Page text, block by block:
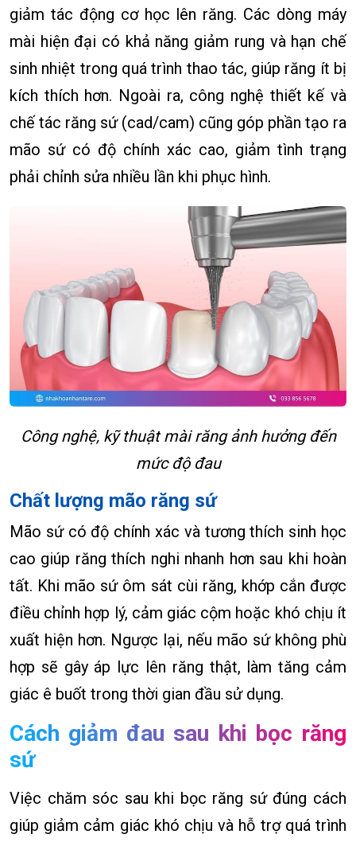
giảm tác động cơ học lên răng. Các dòng máy
mài hiện đại có khả năng giảm rung và hạn chế
sinh nhiệt trong quá trình thao tác, giúp răng ít bị
kích thích hơn. Ngoài ra, công nghệ thiết kế và
chế tác răng sứ (cad/cam) cũng góp phần tạo ra
mão sứ có độ chính xác cao, giảm tình trạng
phải chỉnh sửa nhiều lần khi phục hình.
Công nghệ, kỹ thuật mài răng ảnh hưởng đến
mức độ đau
Chất lượng mão răng sứ
Mão sứ có độ chính xác và tương thích sinh học
cao giúp răng thích nghi nhanh hơn sau khi hoàn
tất. Khi mão sứ ôm sát cùi răng, khớp cắn được
điều chỉnh hợp lý, cảm giác cộm hoặc khó chịu ít
xuất hiện hơn. Ngược lại, nếu mão sứ không phù
hợp sẽ gây áp lực lên răng thật, làm tăng cảm
giác ê buốt trong thời gian đầu sử dụng.
Cách giảm đau sau khi bọc răng
sứ
Việc chăm sóc sau khi bọc răng sứ đúng cách
giúp giảm cảm giác khó chịu và hỗ trợ quá trình